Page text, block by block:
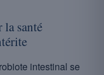
la santé
intestinal se